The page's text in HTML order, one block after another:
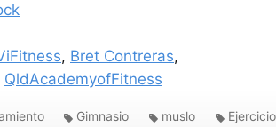
, Bret Contreras,
QldAcademyofFitness
Gimnasio muslo